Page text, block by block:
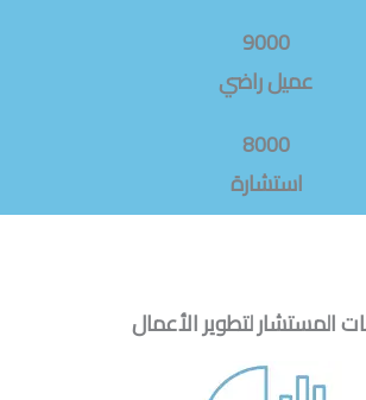
9000
عميل راضي
8000
استشارة
المستشار لتطوير الأعمال